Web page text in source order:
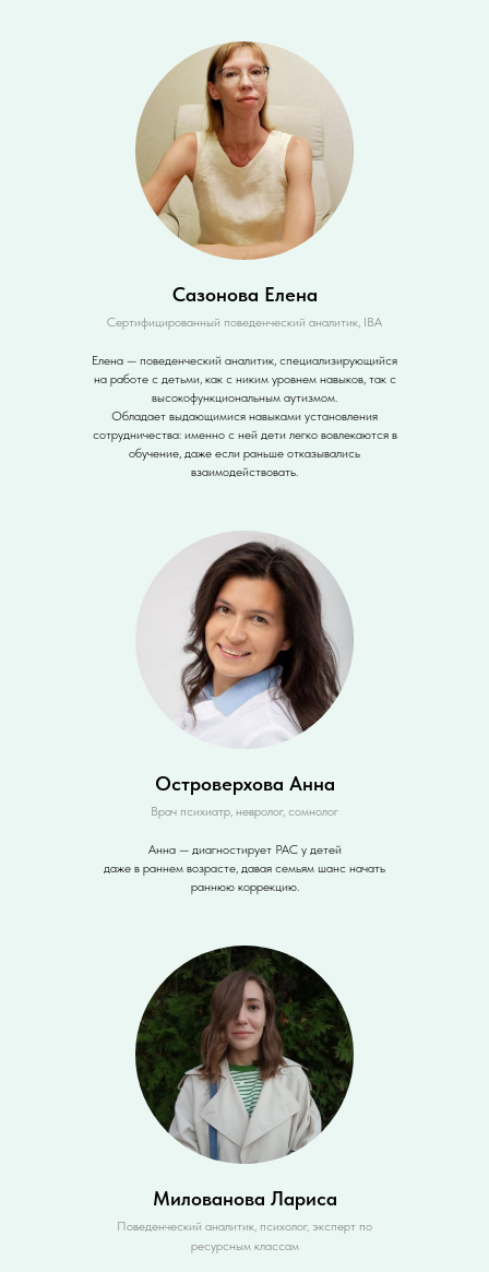
Сазонова Елена
Сертифицированный поведенческий аналитик, IВА
Елена — поведенческий аналитик, специализирующийся
на работе с детьми, как с никим уровнем навыков, так с
высокофункциональным аутизмом.
Обладает выдающимися навыками установления
сотрудничества: именно с ней дети легко вовлекаются в
обучение, даже если раньше отказывались
взаимодействовать.
Островерхова Анна
Врач психиатр, невролог, сомнолог
Анна — диагностирует РАС у детей
даже в раннем возрасте, давая семьям шанс начать
раннюю коррекцию.
Милованова Лариса
Поведенческий аналитик, психолог, эксперт по
ресурсным классам